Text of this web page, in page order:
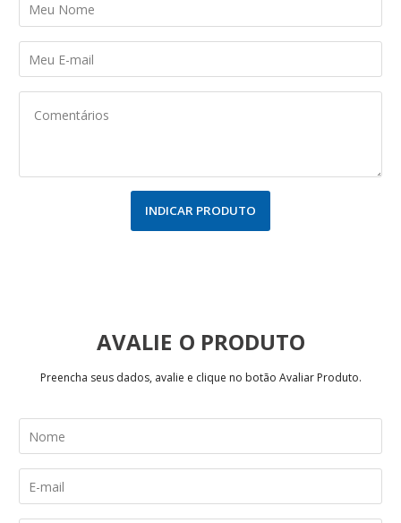
INDICAR PRODUTO
AVALIE
Preencha seus dados, avalie e clique no botão Avaliar Produto.